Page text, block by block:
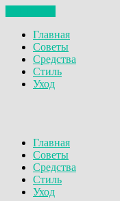
Главная
Советы
Средства
Стиль
Уход
Главная
Советы
Средства
Стиль
Уход